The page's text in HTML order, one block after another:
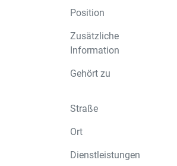
Position
Zusätzliche
Information
Gehört zu
Straße
Ort
Dienstleistungen